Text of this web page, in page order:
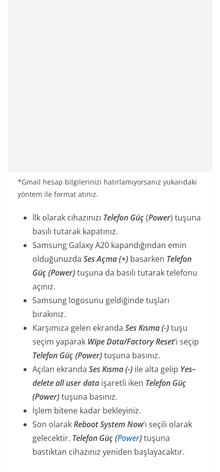
*Gmail hesap bilgilerinizi hatırlamıyorsanız yukarıdaki
yöntem ile format atınız.
İlk olarak cihazınızı Telefon Güç(Power) tuşuna
basılı tutarak kapatınız.
Samsung Galaxy A20 kapandığından emin
olduğunuzda Ses Açma (+) basarken Telefon
Güç (Power)tuşuna da basılı tutarak telefonu
açınız.
Samsung logosunu geldiğinde tuşları
bırakınız.
Karşımıza gelen ekranda Ses Kısma (-)tuşu
seçim yaparak Wipe Data/Factory Reset‘i seçip
Telefon Güç (Power)tuşuna basınız.
Açılan ekranda Ses Kısma (-) ile alta gelip Yes–
delete all user data işaretli iken Telefon Güç
(Power)tuşuna basınız.
İşlem bitene kadar bekleyiniz.
Son olarakReboot System Now‘ı seçili olarak
gelecektir. Telefon Güç (Power)tuşuna
bastıktan cihazınız yeniden başlayacaktır.